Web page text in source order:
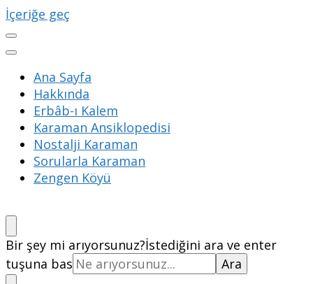
İçeriğe geç
Ana Sayfa
Hakkında
Erbâb-ı Kalem
Karaman Ansiklopedisi
Nostalji Karaman
Sorularla Karaman
Zengen Köyü
Bir şey mi arıyorsunuz?İstediğini ara ve enter
tuşuna bas